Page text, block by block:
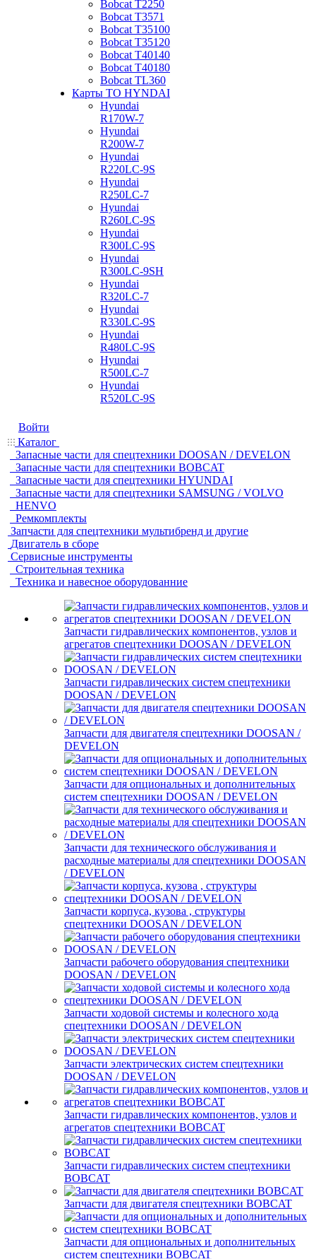
Bobcat Т2250
Bobcat Т3571
Bobcat Т35100
Bobcat Т35120
Bobcat Т40140
Bobcat Т40180
Bobcat ТL360
Карты ТО HYNDAI
Hyundai
R170W-7
Hyundai
R200W-7
Hyundai
R220LC-9S
Hyundai
R250LC-7
Hyundai
R260LC-9S
Hyundai
R300LC-9S
Hyundai
R300LC-9SH
Hyundai
R320LC-7
Hyundai
R330LC-9S
Hyundai
R480LC-9S
Hyundai
R500LC-7
Hyundai
R520LC-9S
Войти
Каталог
Запасные части для спецтехники DOOSAN / DEVELON
Запасные части для спецтехники BOBCAT
Запасные части для спецтехники HYUNDAI
Запасные части для спецтехники SAMSUNG / VOLVO
HENVO
Ремкомплекты
Запчасти для спецтехники мультибренд и другие
Двигатель в сборе
Сервисные инструменты
Строительная техника
Техника и навесное оборудованние
Запчасти гидравлических компонентов, узлов и
агрегатов спецтехники DOOSAN / DEVELON
Запчасти гидравлических систем спецтехники
DOOSAN / DEVELON
Запчасти для двигателя спецтехники DOOSAN /
DEVELON
Запчасти для опциональных и дополнительных
систем спецтехники DOOSAN / DEVELON
Запчасти для технического обслуживания и
расходные материалы для спецтехники DOOSAN
/ DEVELON
Запчасти корпуса, кузова , структуры
спецтехники DOOSAN / DEVELON
Запчасти рабочего оборудования спецтехники
DOOSAN / DEVELON
Запчасти ходовой системы и колесного хода
спецтехники DOOSAN / DEVELON
Запчасти электрических систем спецтехники
DOOSAN / DEVELON
Запчасти гидравлических компонентов, узлов и
агрегатов спецтехники BOBCAT
Запчасти гидравлических систем спецтехники
BOBCAT
Запчасти для двигателя спецтехники BOBCAT
Запчасти для опциональных и дополнительных
систем спецтехники BOBCAT